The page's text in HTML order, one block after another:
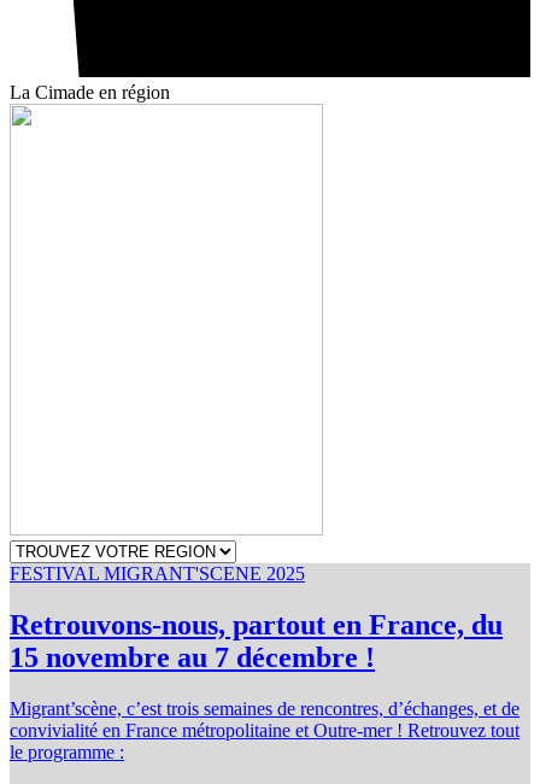
La Cimade en région
FESTIVAL MIGRANT'SCENE 2025
Retrouvons-nous, partout en France, du
15 novembre au 7 décembre !
Migrant’scène, c’est trois semaines de rencontres, d’échanges, et de
convivialité en France métropolitaine et Outre-mer ! Retrouvez tout
le programme :